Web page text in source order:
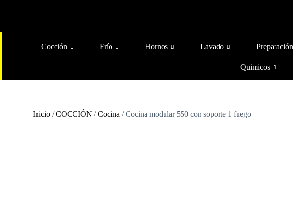
Cocción Frío Hornos Lavado Preparación
Quimicos
Inicio /COCCIÓN /Cocina / Cocina modular 550 con soporte 1 fuego